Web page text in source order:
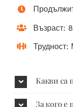
Възраст:
Трудност:
Какви са
За кого е